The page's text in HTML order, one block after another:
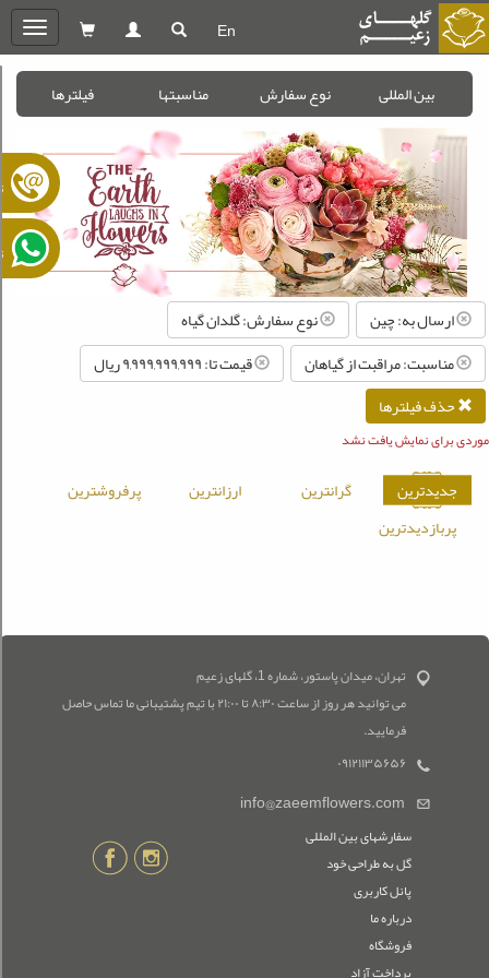
En
بین المللی نوع سفارش مناسبتها فیلترها
ارسال به: چین
نوع سفارش: گلدان گیاه
مناسبت: مراقبت از گیاهان
قیمت تا: ۹,۹۹۹,۹۹۹,۹۹۹ ريال
حذف فیلترها
موردی برای نمایش یافت نشد
جدیدترین گرانترین ارزانترین
پرفروشترین
پربازدیدترین
تهران، میدان پاستور، شماره 1، گلهای زعیم
می توانید هر روز از ساعت ۸:۳۰ تا ۲۱:۰۰ با تیم پشتیبانی ما تماس حاصل
فرمایید.
۰۹۱۲۱۱۳۵۶۵۶
info@zaeemflowers.com
سفارشهای بین المللی
گل به طراحی خود
پانل کاربری
درباره ما
فروشگاه
پرداخت آزاد